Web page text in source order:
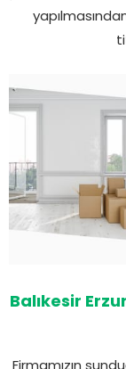
Balıkesir
Firmamızın